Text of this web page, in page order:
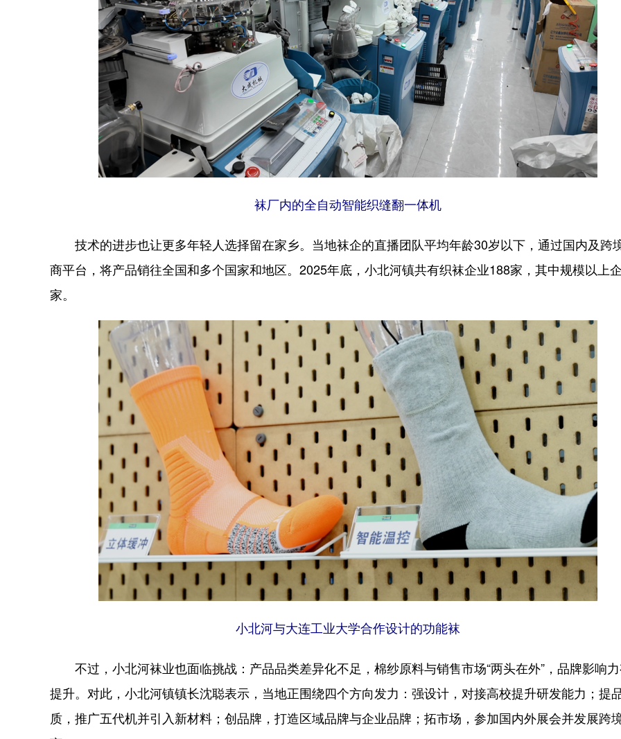
袜厂内的全自动智能织缝翻一体机
技术的进步也让更多年轻人选择留在家乡。当地袜企的直播团队平均年龄30岁以下，通过国内及跨
商平台，将产品销往全国和多个国家和地区。2025年底，小北河镇共有织袜企业188家，其中规模以上
家。
小北河与大连工业大学合作设计的功能袜
不过，小北河袜业也面临挑战：产品品类差异化不足，棉纱原料与销售市场“两头在外”，品牌影响
提升。对此，小北河镇镇长沈聪表示，当地正围绕四个方向发力：强设计，对接高校提升研发能力；提
质，推广五代机并引入新材料；创品牌，打造区域品牌与企业品牌；拓市场，参加国内外展会并发展跨